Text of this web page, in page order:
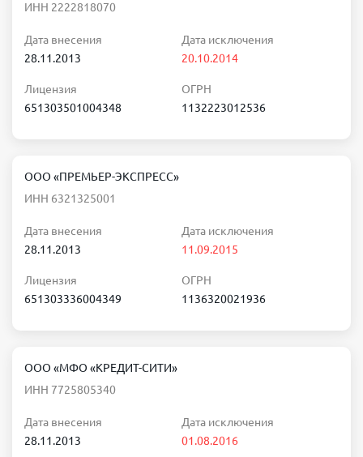
ИНН 2222818070
Дата внесения
28.11.2013
Дата исключения
20.10.2014
Лицензия
651303501004348
ОГРН
1132223012536
ООО «ПРЕМЬЕР-ЭКСПРЕСС»
ИНН 6321325001
Дата внесения
28.11.2013
Дата исключения
11.09.2015
Лицензия
651303336004349
ОГРН
1136320021936
ООО «МФО «КРЕДИТ-СИТИ»
ИНН 7725805340
Дата внесения
28.11.2013
Дата исключения
01.08.2016